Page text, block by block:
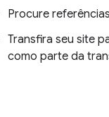
Procure
Transfira seu site
como parte da